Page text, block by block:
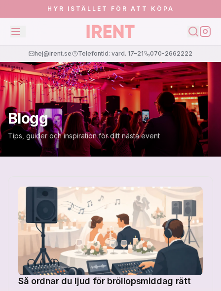
HYR ISTÄLLET FÖR ATT KÖPA
hej@irent.se Telefontid: vard. 17–21 070-2662222
Blogg
Tips, guider och inspiration för ditt nästa event
Så ordnar du ljud för bröllopsmiddag rätt